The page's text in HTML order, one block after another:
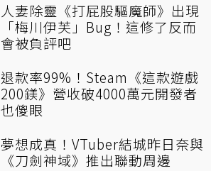
人妻除靈《打屁股驅魔師》出現
「梅川伊芙」Bug！這修了反而
會被負評吧
退款率99%！Steam《這款遊戲
200鎂》營收破4000萬元開發者
也傻眼
夢想成真！VTuber結城昨日奈與
《刀劍神域》推出聯動周邊